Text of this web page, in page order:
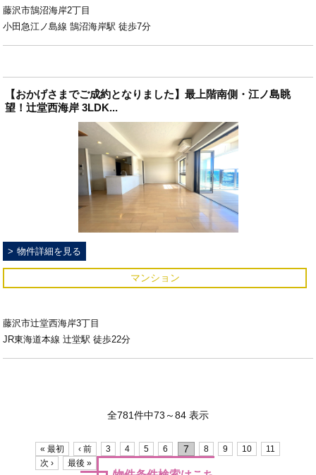
藤沢市鵠沼海岸2丁目
小田急江ノ島線 鵠沼海岸駅 徒歩7分
【おかげさまでご成約となりました】最上階南側・江ノ島眺
望！辻堂西海岸 3LDK...
物件詳細を見る
マンション
藤沢市辻堂西海岸3丁目
JR東海道本線 辻堂駅 徒歩22分
全781件中73～84 表示
« 最初 ‹ 前 3 4 5 6 7 8 9 10
11
次 ›
最後 »